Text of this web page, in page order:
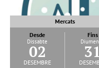
Mercats
Desde
Dissabte
02
desembre
Fins
31